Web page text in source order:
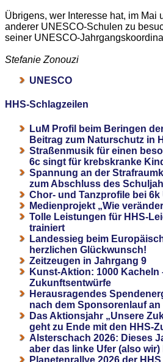
Übrigens, wer Interesse hat, im Mai
anderer UNESCO-Schulen zu
seiner UNESCO-
Stefanie Zonouzi
UNESCO
HHS-Schlagzeilen
LuM Profil beim Beringen
Beitrag zum Naturschutz in
Straßenmusik für einen
6c singt für krebskranke
Spannung an der
zum Abschluss des
Chor- und Tanzprofile bei 6k
Medienprojekt „Wie
Tolle Leistungen für HHS-
trainiert
Landessieg beim
herzlichen Glückwunsch!
Zeitzeugen in Jahrgang 9
Kunst-Aktion: 1000 Kacheln
Zukunftsentwürfe
Herausragendes
nach dem Sponsorenlauf an
Das Aktionsjahr „Unsere
geht zu Ende mit den HHS-
Alsterschach 2026: Dieses
aber das linke Ufer (also
Planetenrallye 2026 der HHS